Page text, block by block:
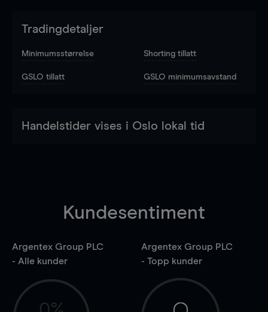
Tradingdetaljer
Minimumsstørrelse Shorting tillatt
GSLO tillatt GSLO minimumsavstand
Handelstider vises i Oslo lokal tid
Kundesentiment
Argentex Group PLC
- Alle kunder
Argentex Group PLC
- Topp kunder